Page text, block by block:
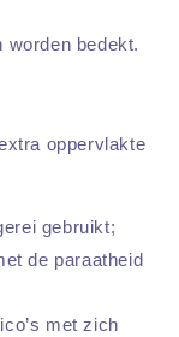
worden bedekt.
oppervlakte
gebruikt;
de paraatheid
met zich